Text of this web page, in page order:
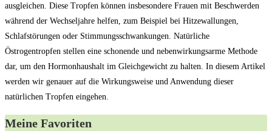
ausgleichen. Diese Tropfen können insbesondere Frauen mit Beschwerden
während der Wechseljahre helfen, zum Beispiel bei Hitzewallungen,
Schlafstörungen oder Stimmungsschwankungen. Natürliche
Östrogentropfen stellen eine schonende und nebenwirkungsarme Methode
dar, um den Hormonhaushalt im Gleichgewicht zu halten. In diesem Artikel
werden wir genauer auf die Wirkungsweise und Anwendung dieser
natürlichen Tropfen eingehen.
Meine Favoriten